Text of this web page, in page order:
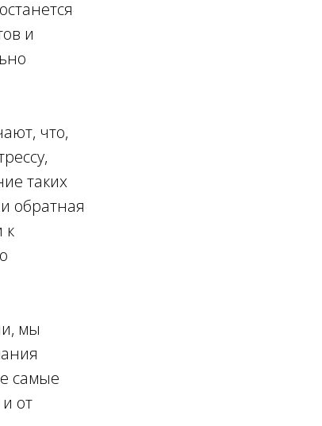
и
что,
таких
обратная
к
мы
самые
от